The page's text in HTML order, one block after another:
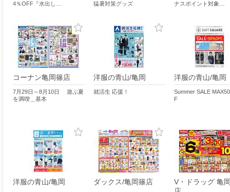
4％OFF『水出し…
猛暑対策グッズ
ナスポイント対象…
コーナン亀岡篠店
7月29日～8月10日 遊ぶ夏
を満喫＿基本
洋服の青山/亀岡
就活生 応援！
洋服の青山/亀岡
Summer SALE
F
洋服の青山/亀岡 ダックス/亀岡篠店
V・ドラッグ 亀